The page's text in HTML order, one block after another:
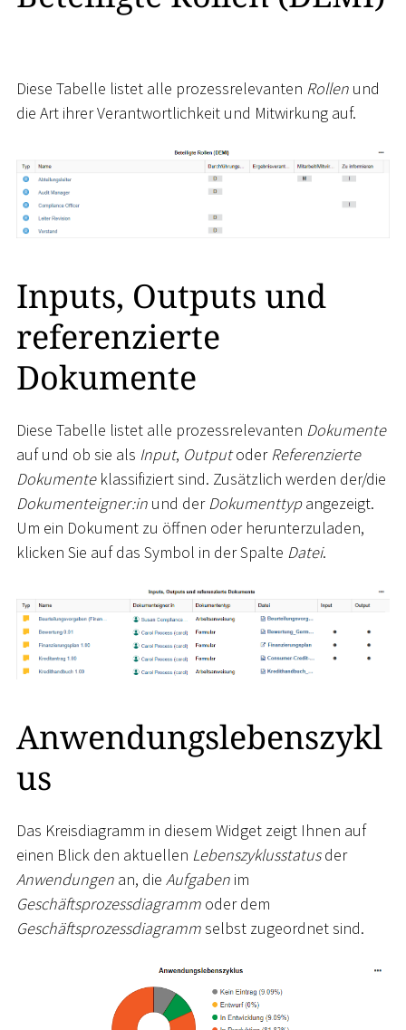
Diese Tabelle listet alle prozessrelevanten Rollen und
die Art ihrer Verantwortlichkeit und Mitwirkung auf.
Inputs, Outputs und
referenzierte
Dokumente
Diese Tabelle listet alle prozessrelevanten Dokumente
auf und ob sie als Input, OutputoderReferenzierte
Dokumenteklassifiziert sind. Zusätzlich werden der/die
Dokumenteigner:in und derDokumenttypangezeigt.
Um ein Dokument zu öffnen oder herunterzuladen,
klicken Sie auf das Symbol in der Spalte Datei.
Anwendungslebenszykl
us
Das Kreisdiagramm in diesem Widget zeigt Ihnen auf
einen Blick den aktuellen Lebenszyklusstatusder
Anwendungen an, die Aufgaben im
Geschäftsprozessdiagramm oder dem
Geschäftsprozessdiagrammselbst zugeordnet sind.